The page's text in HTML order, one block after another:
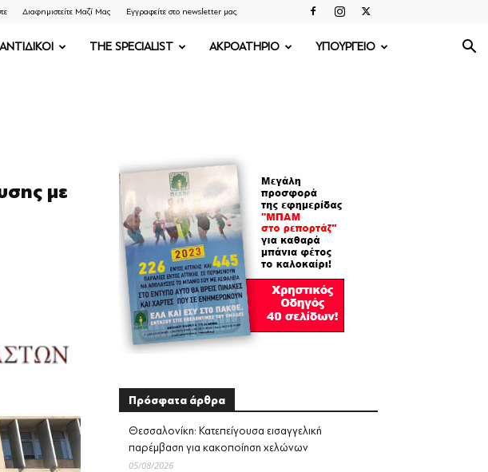
Διαφημιστείτε Μαζί Μας Εγγραφείτε στο newsletter μας
ΑΝΤΙΔΙΚΟΙ THE SPECIALIST ΑΚΡΟΑΤΗΡΙΟ ΥΠΟΥΡΓΕΙΟ
με
Πρόσφατα άρθρα
Θεσσαλονίκη: Κατεπείγουσα εισαγγελική
παρέμβαση για κακοποίηση χελώνων
05/08/2026